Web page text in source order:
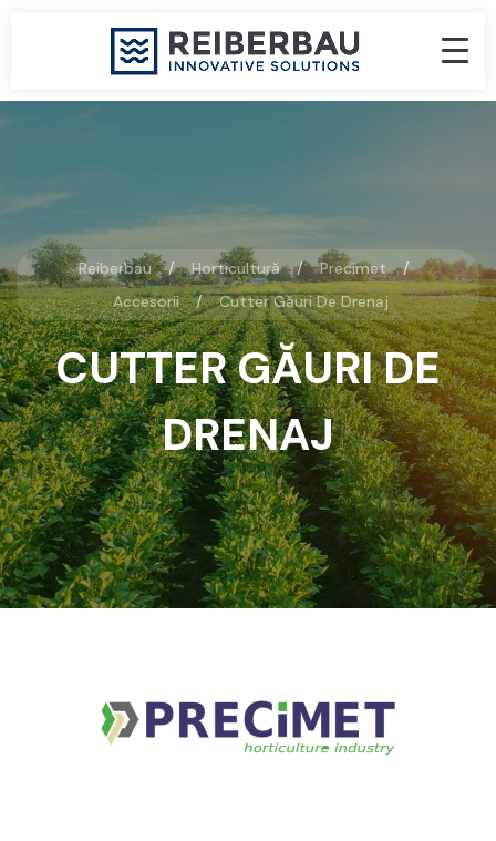
Reiberbau Horticultură
Precimet
Accesorii
Cutter Găuri De Drenaj
CUTTER GĂURI DE
DRENAJ